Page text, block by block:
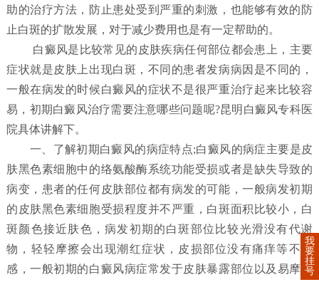
助的治疗方法，防止患处受到严重的刺激，也能够有效的防
止白斑的扩散发展，对于减少费用也是有一定帮助的。
白癜风是比较常见的皮肤疾病任何部位都会患上，主要
症状就是皮肤上出现白斑，不同的患者发病病因是不同的，
一般在病发的时候白癜风的症状不是很严重治疗起来比较容
易，初期白癜风治疗需要注意哪些问题呢?昆明白癜风专科医
院具体讲解下。
一、了解初期白癜风的病症特点;白癜风的病症主要是皮
肤黑色素细胞中的络氨酸酶系统功能受损或者是缺失导致的
病变，患者的任何皮肤部位都有病发的可能，一般病发初期
的皮肤黑色素细胞受损程度并不严重，白斑面积比较小，白
斑颜色接近肤色，病发初期的白斑部位比较光滑没有代谢
物，轻轻摩擦会出现潮红症状，皮损部位没有痛痒等不适
感，一般初期的白癜风病症常发于皮肤暴露部位以及易摩擦
我
要
挂
号